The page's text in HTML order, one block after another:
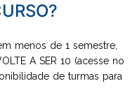
menos de 1 semestre,
A SER 10 (acesse no
de turmas para